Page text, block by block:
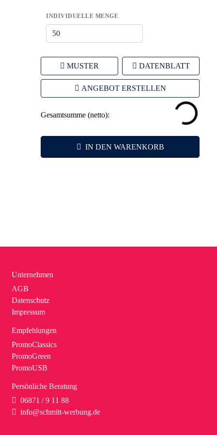
INDIVIDUELLE MENGE
MUSTER DATENBLATT
ANGEBOT ERSTELLEN
Gesamtsumme (netto):
IN DEN WARENKORB
Unternehmen
AGB
Datenschutz
Impressum
Empfehlungen
PromoClassics
PromoGreen
PromoUSB
Persönliche Beratung
06871 / 9 11 88
info@schmitt-werbung.de